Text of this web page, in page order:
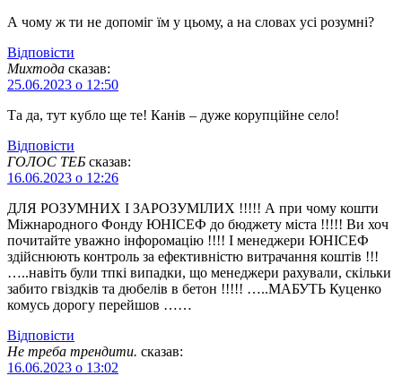
А чому ж ти не допоміг їм у цьому, а на словах усі розумні?
Відповіcти
Михтода сказав:
25.06.2023 о 12:50
Та да, тут кубло ще те! Канів – дуже корупційне село!
Відповіcти
ГОЛОС ТЕБ сказав:
16.06.2023 о 12:26
ДЛЯ РОЗУМНИХ І ЗАРОЗУМІЛИХ !!!!! А при чому кошти
Міжнародного Фонду ЮНІСЕФ до бюджету міста !!!!! Ви хоч
почитайте уважно інфоромацію !!!! І менеджери ЮНІСЕФ
здійснюють контроль за ефективністю витрачання коштів !!!
…..навіть були тпкі випадки, що менеджери рахували, скільки
забито гвіздків та дюбелів в бетон !!!!! …..МАБУТЬ Куценко
комусь дорогу перейшов ……
Відповіcти
Не треба трендити. сказав:
16.06.2023 о 13:02